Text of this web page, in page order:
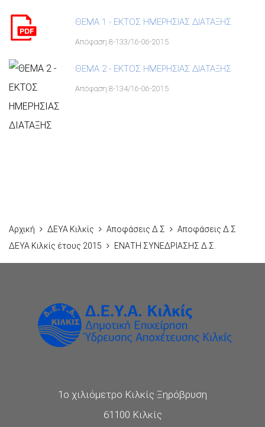
ΘΕΜΑ 1 - ΕΚΤΟΣ ΗΜΕΡΗΣΙΑΣ ΔΙΑΤΑΞΗΣ
Απόφαση 8-133/16-06-2015
ΘΕΜΑ 2 - ΕΚΤΟΣ ΗΜΕΡΗΣΙΑΣ ΔΙΑΤΑΞΗΣ
Απόφαση 8-134/16-06-2015
Αρχική ΔΕΥΑ Κιλκίς Αποφάσεις Δ.Σ
Αποφάσεις Δ.Σ
ΔΕΥΑ Κιλκίς έτους 2015
ΕΝΑΤΗ ΣΥΝΕΔΡΙΑΣΗΣ Δ.Σ.
1ο χιλιόμετρο Κιλκίς Ξηρόβρυση
61100 Κιλκίς